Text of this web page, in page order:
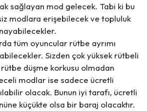
sağlayan mod gelecek. Tabi ki bu
modlara erişebilecek ve topluluk
tüm oyuncular rütbe ayrımı
Sizden çok yüksek rütbeli
rütbe düşme korkusu olmadan
modlar ise sadece ücretli
olacak. Bunun iyi tarafı, ücretli
küçükte olsa bir baraj olacaktır.